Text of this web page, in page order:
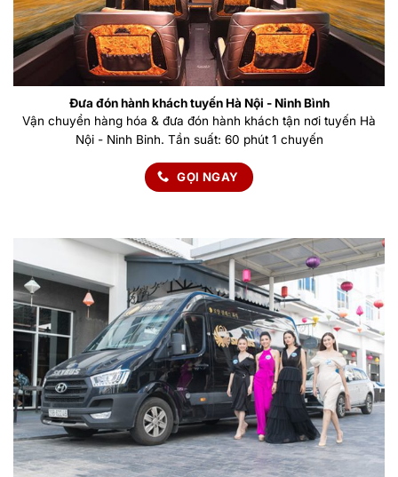
Đưa đón hành khách tuyến Hà Nội - Ninh Bình
Vận chuyển hàng hóa & đưa đón hành khách tận nơi tuyến Hà
Nội - Ninh Binh. Tần suất: 60 phút 1 chuyến
GỌI NGAY